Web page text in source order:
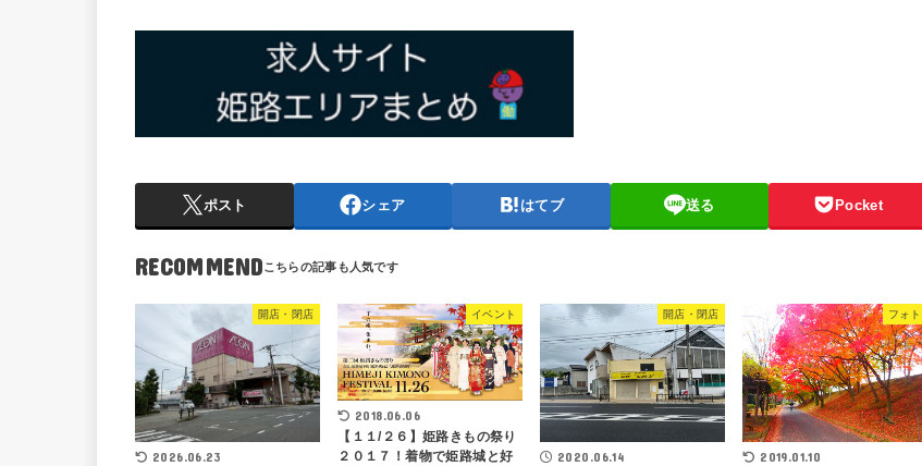
ポスト シェア はてブ 送る Pocket
RECOMMEND
開店・閉店
2026.06.23
イベント
2018.06.06
【１１/２６】姫路きもの祭り
２０１７！着物で姫路城と好
開店・閉店
2020.06.14
フォト
2019.01.10